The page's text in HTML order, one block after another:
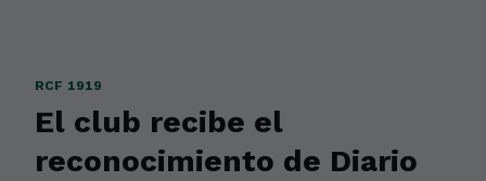
RCF 1919
El club recibe el
reconocimiento de Diario